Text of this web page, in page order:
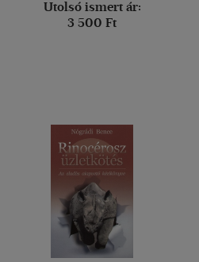
Utolsó ismert ár:
3 500 Ft